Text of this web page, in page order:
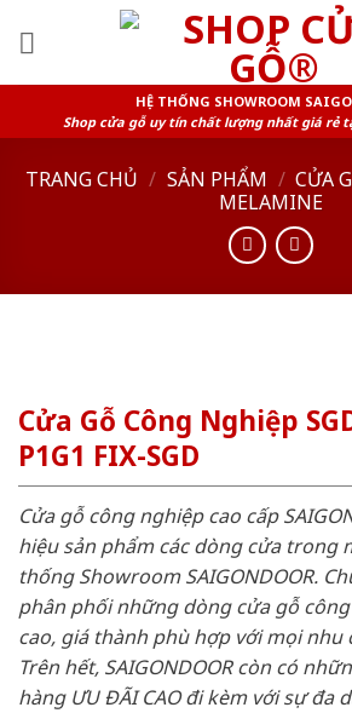
HỆ THỐNG SHOWROOM
Shop cửa gỗ uy tín chất lượng nhất giá rẻ
TRANG CHỦ / SẢN PHẨM / CỬA
MELAMINE
Cửa Gỗ Công Nghiệp
P1G1 FIX-SGD
Cửa gỗ công nghiệp cao cấp
hiệu sản phẩm các dòng cửa trong
thống Showroom SAIGONDOOR.
phân phối những dòng cửa gỗ
cao, giá thành phù hợp với mọi nhu
Trên hết, SAIGONDOOR còn có
hàng ƯU ĐÃI CAO đi kèm với sự đa